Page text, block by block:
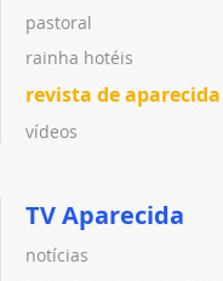
pastoral
rainha hotéis
revista de aparecida
vídeos
TV Aparecida
notícias